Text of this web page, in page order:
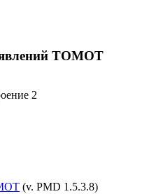
ТОМОТ
2
(v. PMD 1.5.3.8)